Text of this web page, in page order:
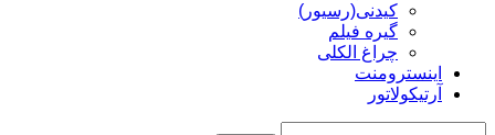
کیدنی(رسیور)
گیره فیلم
چراغ الکلی
اینسترومنت
آرتیکولاتور